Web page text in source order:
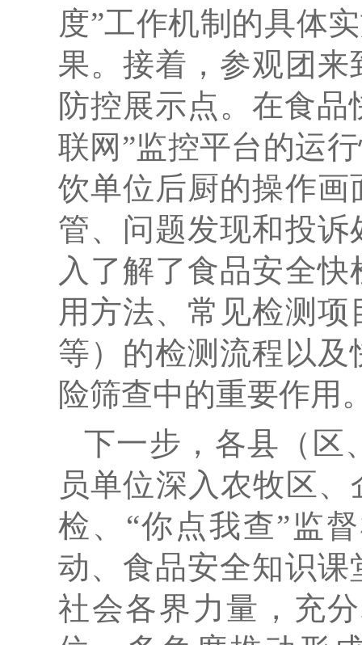
度”工作机制的具体
果。接着，参观团
防控展示点。在食
联网”监控平台的运
饮单位后厨的操作
管、问题发现和投
入了解了食品安全
用方法、常见检测
等）的检测流程以
险筛查中的重要作用
下一步，各县（区
员单位深入农牧区
检、“你点我查”监
动、食品安全知识
社会各界力量，充